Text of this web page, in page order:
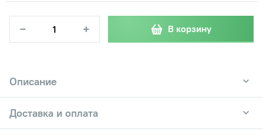
− + В корзину
Описание
Доставка и оплата